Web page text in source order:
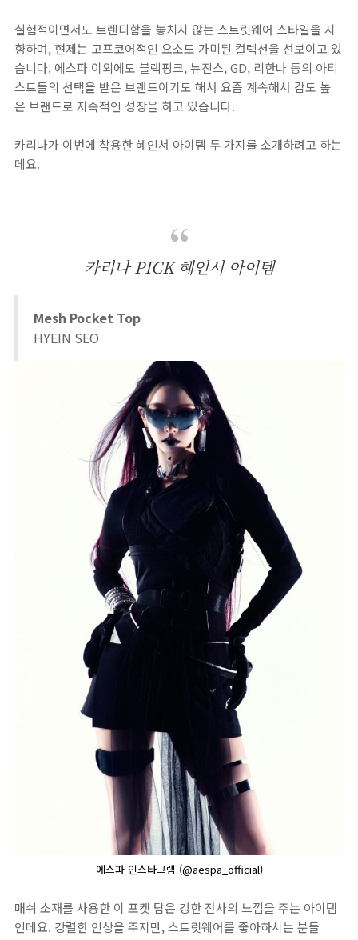
실험적이면서도 트렌디함을 놓치지 않는 스트릿웨어 스타일을 지
향하며, 현제는 고프코어적인 요소도 가미된 컬렉션을 선보이고 있
습니다. 에스파 이외에도 블랙핑크, 뉴진스, GD, 리한나 등의 아티
스트들의 선택을 받은 브랜드이기도 해서 요즘 계속해서 감도 높
은 브랜드로 지속적인 성장을 하고 있습니다.
카리나가 이번에 착용한 혜인서 아이템 두 가지를 소개하려고 하는
데요.
카리나 PICK 혜인서 아이템
Mesh Pocket Top
HYEIN SEO
에스파 인스타그램 (@aespa_official)
매쉬 소재를 사용한 이 포켓 탑은 강한 전사의 느낌을 주는 아이템
인데요. 강렬한 인상을 주지만, 스트릿웨어를 좋아하시는 분들